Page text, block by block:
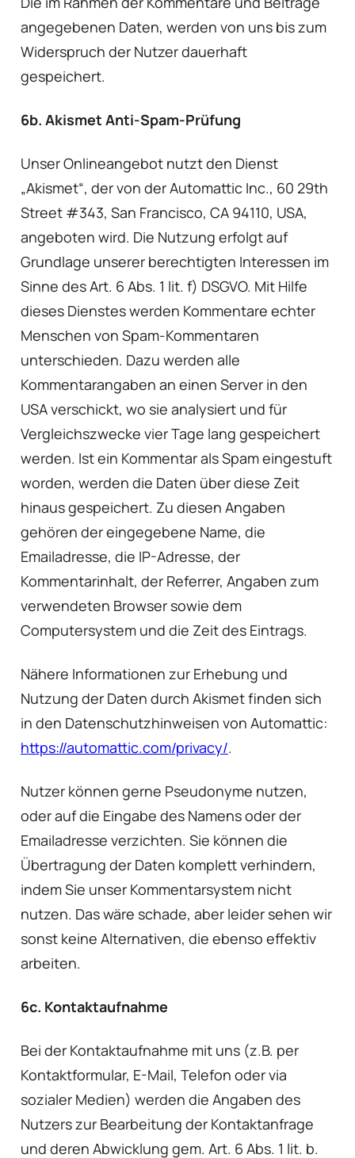
angegebenen Daten, werden von uns bis zum
Widerspruch der Nutzer dauerhaft
gespeichert.
6b. Akismet Anti-Spam-Prüfung
Unser Onlineangebot nutzt den Dienst
„Akismet“, der von der Automattic Inc., 60 29th
Street #343, San Francisco, CA 94110, USA,
angeboten wird. Die Nutzung erfolgt auf
Grundlage unserer berechtigten Interessen im
Sinne des Art. 6 Abs. 1 lit. f) DSGVO. Mit Hilfe
dieses Dienstes werden Kommentare echter
Menschen von Spam-Kommentaren
unterschieden. Dazu werden alle
Kommentarangaben an einen Server in den
USA verschickt, wo sie analysiert und für
Vergleichszwecke vier Tage lang gespeichert
werden. Ist ein Kommentar als Spam eingestuft
worden, werden die Daten über diese Zeit
hinaus gespeichert. Zu diesen Angaben
gehören der eingegebene Name, die
Emailadresse, die IP-Adresse, der
Kommentarinhalt, der Referrer, Angaben zum
verwendeten Browser sowie dem
Computersystem und die Zeit des Eintrags.
Nähere Informationen zur Erhebung und
Nutzung der Daten durch Akismet finden sich
in den Datenschutzhinweisen von Automattic:
https://automattic.com/privacy/.
Nutzer können gerne Pseudonyme nutzen,
oder auf die Eingabe des Namens oder der
Emailadresse verzichten. Sie können die
Übertragung der Daten komplett verhindern,
indem Sie unser Kommentarsystem nicht
nutzen. Das wäre schade, aber leider sehen wir
sonst keine Alternativen, die ebenso effektiv
arbeiten.
6c. Kontaktaufnahme
Bei der Kontaktaufnahme mit uns (z.B. per
Kontaktformular, E-Mail, Telefon oder via
sozialer Medien) werden die Angaben des
Nutzers zur Bearbeitung der Kontaktanfrage
und deren Abwicklung gem. Art. 6 Abs. 1 lit. b.